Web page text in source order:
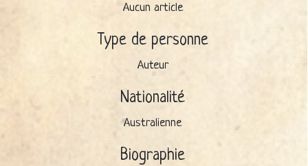
Aucun article
Type de personne
Auteur
Nationalité
Australienne
Biographie